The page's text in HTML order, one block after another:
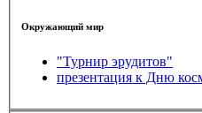
Окружающий мир
"Турнир эрудитов"
презентация к Дню